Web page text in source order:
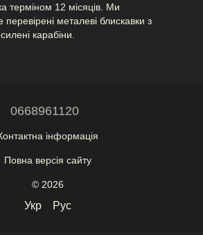
терміном 12 місяців. Ми
металеві блискавки з
карабіни.
0668961120
інформація
Повна версія сайту
© 2026
Укр Рус